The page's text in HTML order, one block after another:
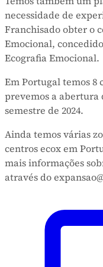
necessidade de
Franchisado obter o
Emocional,
Ecografia Emocional.
Em Portugal temos 8
prevemos a abertura
semestre de 2024.
Ainda temos várias
centros ecox em
mais informações
através do